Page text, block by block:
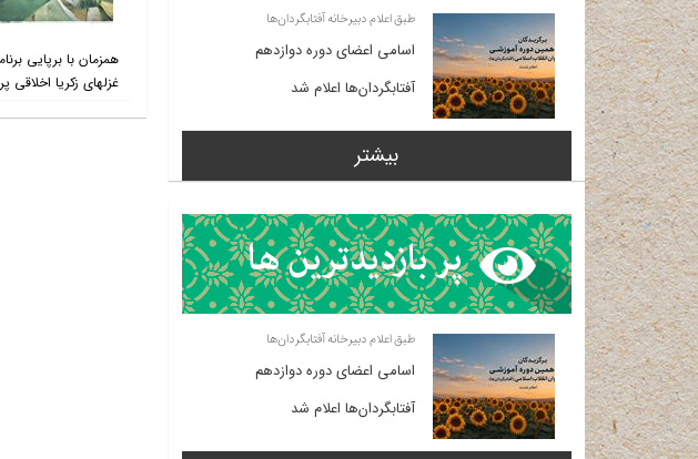
غزل‎های زکریا اخلاقی پرداخته است.
طبق اعلام دبیرخانه آفتابگردان‌ها
اسامی اعضای دوره دوازدهم
آفتابگردان‌ها اعلام شد
بیشتر
طبق اعلام دبیرخانه آفتابگردان‌ها
اسامی اعضای دوره دوازدهم
آفتابگردان‌ها اعلام شد